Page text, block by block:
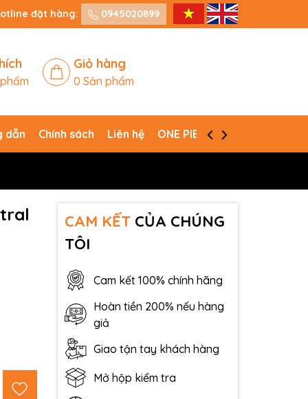
đặt hàng: 0945020899
Giỏ hàng
0 Sản phẩm
dẫn Chính sách Liên hệ ONE PIECE CARD GAME
CAM KẾTCỦA CHÚNG
TÔI
Cam kết 100% chính hãng
Hoàn tiền 200% nếu hàng
giả
Giao tận tay khách hàng
Mở hộp kiểm tra